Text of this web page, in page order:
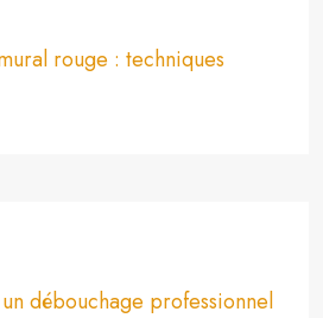
rouge : techniques
débouchage professionnel